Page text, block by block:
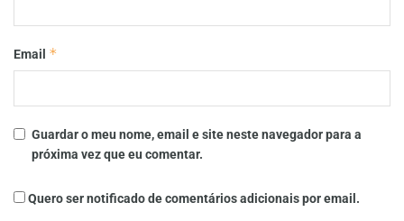
Email *
Guardar o meu nome, email e site neste navegador para a
próxima vez que eu comentar.
Quero ser notificado de comentários adicionais por email.